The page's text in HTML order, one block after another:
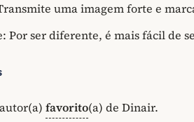
uma imagem forte e
Por ser diferente, é mais fácil de
favorito(a) de Dinair.